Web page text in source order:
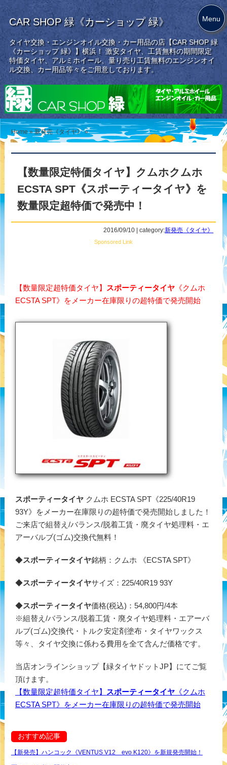
CAR SHOP 緑《カーショップ 緑》
タイヤ交換・エンジンオイル交換・カー用品の店【CAR SHOP 緑
《カーショップ 緑》】横浜！ 激安タイヤ、工賃無料の期間限定
特価タイヤ、アルミホイール、量り売り工賃無料のエンジンオイ
ル交換、カー用品等々をご用意しております。
Home »新発売《タイヤ》 »
【数量限定特価タイヤ】クムホクムホ
ECSTA SPT《スポーティータイヤ》を
数量限定超特価で発売中！
2016/09/10 | category:新発売《タイヤ》
Sponsored Link
【数量限定超特価タイヤ】 スポーティータイヤ《クムホ
ECSTA SPT》をメーカー在庫限りの超特価で発売開始
スポーティータイヤクムホ ECSTA SPT《225/40R19
93Y》をメーカー在庫限りの超特価で発売開始しました！
ご来店で組替え/バランス/脱着工賃・廃タイヤ処理料・エ
アーバルブ(ゴム)交換代無料！
◆スポーティータイヤ銘柄：クムホ 《ECSTA SPT》
◆スポーティータイヤサイズ：225/40R19 93Y
◆スポーティータイヤ価格(税込)：54,800円/4本
※組替え/バランス/脱着工賃・廃タイヤ処理料・エアーバ
ルブ(ゴム)交換代・トルク安定剤塗布・タイヤワックス
等々、タイヤ交換に係わる費用を全て含んだ価格です。
当店オンラインショップ【緑タイヤドットJP】にてご覧
頂けます。
【数量限定超特価タイヤ】
スポーティータイヤ《クムホ
ECSTA SPT》をメーカー在庫限りの超特価で発売開始
おすすめ記事
【新発売】ハンコック《VENTUS V12 evo K120》を新規発売開始！
Menu